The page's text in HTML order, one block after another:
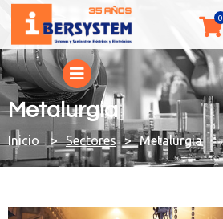
Metalurgia
You are here:Sectores Metalurgia